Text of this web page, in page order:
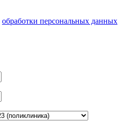
обработки персональных данных